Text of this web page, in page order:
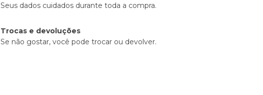
Seus dados cuidados durante toda a compra.
Trocas e devoluções
Se não gostar, você pode trocar ou devolver.